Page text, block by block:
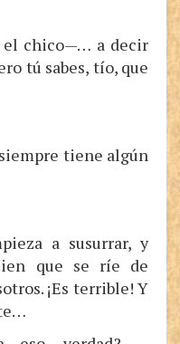
chico—… a decir
tú sabes, tío, que
tiene algún
a susurrar, y
que se ríe de
¡Es terrible! Y